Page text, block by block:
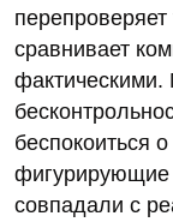
сравнивает
фактическими.
беспокоиться
фигурирующие
совпадали с